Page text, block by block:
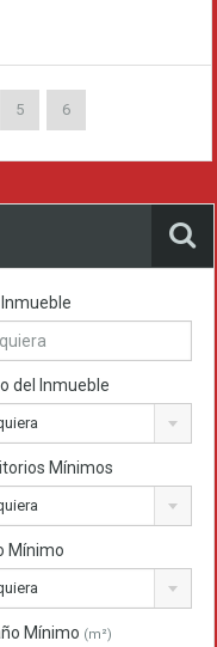
5 6
Inmueble
del Inmueble
Mínimos
Mínimo
Mínimo (m²)